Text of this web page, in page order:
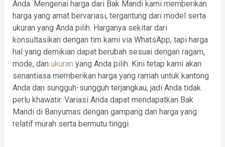
Anda. Mengenai harga dari Bak Mandi kami memberikan
harga yang amat bervariasi, tergantung dari model serta
ukuran yang Anda pilih. Harganya sekitar dari
konsultasikan dengan tim kami via WhatsApp, tapi harga
hal yang demikian dapat berubah sesuai dengan ragam,
mode, dan ukuran yang Anda pilih. Kini tetap kami akan
senantiasa memberikan harga yang ramah untuk kantong
Anda dan sungguh-sungguh terjangkau, jadi Anda tidak
perlu khawatir. Variasi Anda dapat mendapatkan Bak
Mandi di Banyumas dengan gampang dan harga yang
relatif murah serta bermutu tinggi.